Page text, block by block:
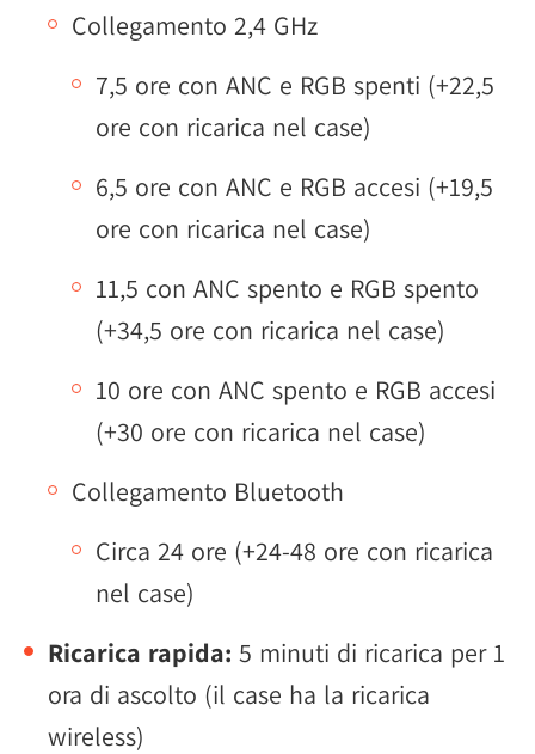
Collegamento 2,4 GHz
7,5 ore con ANC e RGB spenti (+22,5
ore con ricarica nel case)
6,5 ore con ANC e RGB accesi (+19,5
ore con ricarica nel case)
11,5 con ANC spento e RGB spento
(+34,5 ore con ricarica nel case)
10 ore con ANC spento e RGB accesi
(+30 ore con ricarica nel case)
Collegamento Bluetooth
Circa 24 ore (+24-48 ore con ricarica
nel case)
Ricarica rapida: 5 minuti di ricarica per 1
ora di ascolto (il case ha la ricarica
wireless)